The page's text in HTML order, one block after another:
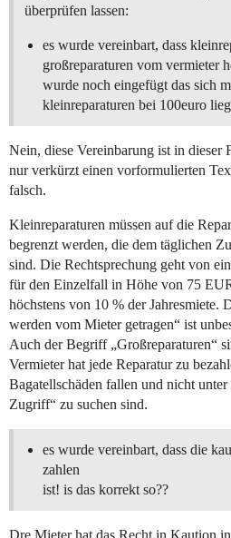
überprüfen lassen:
es wurde vereinbart, dass
großreparaturen vom vermieter
wurde noch eingefügt das sich
kleinreparaturen bei 100euro
Nein, diese Vereinbarung ist in dieser
nur verkürzt einen vorformulierten
falsch.
Kleinreparaturen müssen auf die
begrenzt werden, die dem täglichen
sind. Die Rechtsprechung geht von
für den Einzelfall in Höhe von 75
höchstens von 10 % der Jahresmiete.
werden vom Mieter getragen“ ist
Auch der Begriff „Großreparaturen“
Vermieter hat jede Reparatur zu
Bagatellschäden fallen und nicht
Zugriff“ zu suchen sind.
es wurde vereinbart, dass die
zahlen
ist! is das korrekt so??
Dre Mieter hat das Recht in Kaution